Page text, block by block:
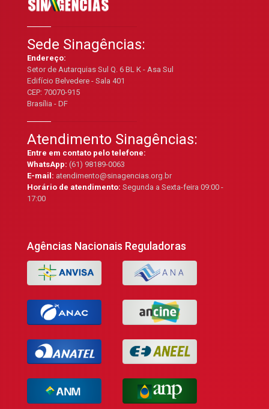
Sede Sinagências:
Endereço:
Setor de Autarquias Sul Q. 6 BL K - Asa Sul
Edifício Belvedere - Sala 401
CEP: 70070-915
Brasília - DF
Atendimento Sinagências:
Entre em contato pelo telefone:
WhatsApp:(61) 98189-0063
E-mail:atendimento@sinagencias.org.br
Horário de atendimento:Segunda a Sexta-feira 09:00 -
17:00
Agências Nacionais Reguladoras